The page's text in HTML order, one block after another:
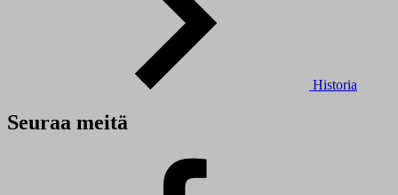
Historia
Seuraa meitä